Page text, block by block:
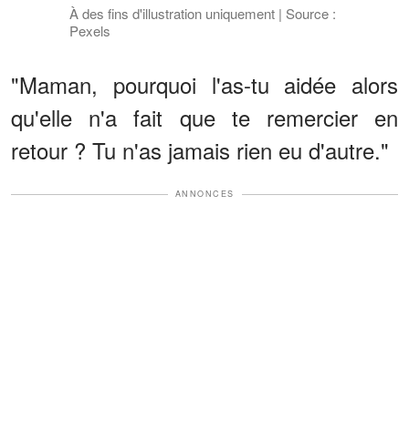
À des fins d'illustration uniquement | Source :
Pexels
"Maman, pourquoi l'as-tu aidée alors
qu'elle n'a fait que te remercier en
retour ? Tu n'as jamais rien eu d'autre."
ANNONCES